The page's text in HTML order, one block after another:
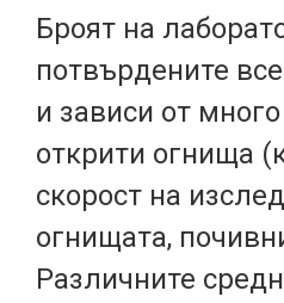
Броят на
потвърдените
и зависи от
открити огнища
скорост на
огнищата,
Различните